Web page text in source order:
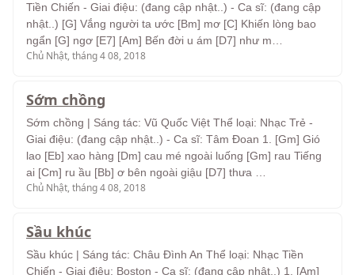
Tiền Chiến - Giai điệu: (đang cập nhật..) - Ca sĩ: (đang cập
nhật..) [G] Vắng người ta ước [Bm] mơ [C] Khiến lòng bao
ngẩn [G] ngơ [E7] [Am] Bến đời u ám [D7] như m…
Chủ Nhật, tháng 4 08, 2018
Sớm chồng
Sớm chồng | Sáng tác: Vũ Quốc Việt Thể loại: Nhạc Trẻ -
Giai điệu: (đang cập nhật..) - Ca sĩ: Tâm Đoan 1. [Gm] Gió
lao [Eb] xao hàng [Dm] cau mé ngoài luống [Gm] rau Tiếng
ai [Cm] ru ầu [Bb] ơ bên ngoài giậu [D7] thưa …
Chủ Nhật, tháng 4 08, 2018
Sầu khúc
Sầu khúc | Sáng tác: Châu Đình An Thể loại: Nhạc Tiền
Chiến - Giai điệu: Boston - Ca sĩ: (đang cập nhật..) 1. [Am]